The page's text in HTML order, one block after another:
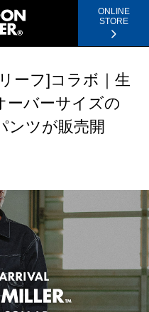
ONLINE
STORE
ーフ]コラボ｜生
ーバーサイズの
ンツが販売開